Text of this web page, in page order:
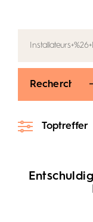
Recherche
Toptreffer